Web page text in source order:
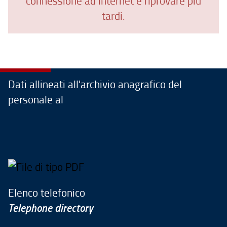
tardi.
Dati allineati all'archivio anagrafico del
personale al
Elenco telefonico
Telephone directory